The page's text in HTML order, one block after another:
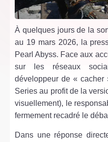
À quelques jours de la
au 19 mars 2026, la
Pearl Abyss. Face aux
sur les réseaux
développeur de «
Series au profit de la
visuellement), le
fermement recadré le
Dans une réponse